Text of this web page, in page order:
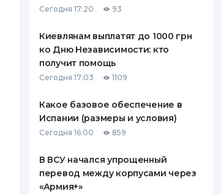
ВСЕ СТРАХОВЫЕ ПОЛИСЫ
СТРАХОВЫЕ КОМПАНИИ
ОТЗЫВЫ О СТРАХОВЫХ
КОМПАНИЯХ
КОНТАКТЫ
Сегодня 17:20 93
Киевлянам выплатят до 1000 грн
ко Дню Независимости: кто
получит помощь
Сегодня 17:03 1109
Какое базовое обеспечение в
Испании (размеры и условия)
Сегодня 16:00 859
В ВСУ начался упрощенный
перевод между корпусами через
«Армия+»